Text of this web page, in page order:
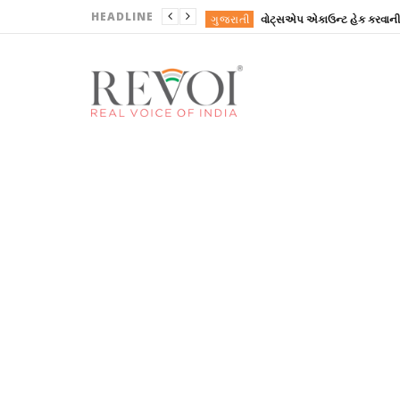
HEADLINE ગુજરાતી
ગુજરાતી
ગુજરાતી